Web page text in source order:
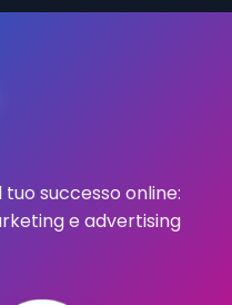
successo online:
e advertising